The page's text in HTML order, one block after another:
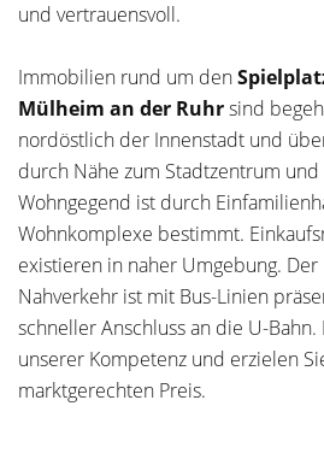
und vertrauensvoll.
Immobilien rund um den
Mülheim an der Ruhrsind
nordöstlich der Innenstadt und
durch Nähe zum Stadtzentrum und
Wohngegend ist durch
Wohnkomplexe bestimmt.
existieren in naher Umgebung.
Nahverkehr ist mit Bus-Linien
schneller Anschluss an die U-
unserer Kompetenz und erzielen
marktgerechten Preis.